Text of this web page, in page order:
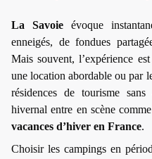
La Savoie évoque
enneigés, de fondues
Mais souvent, l’expérience
une location abordable ou par
résidences de tourisme
hivernal entre en scène
vacances d’hiver en France.
Choisir les campings en